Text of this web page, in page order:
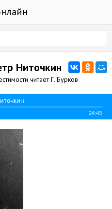
Ниточкин
читает Г. Бурков
24:43